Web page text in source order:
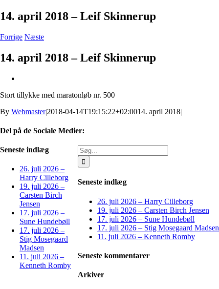
14. april 2018 – Leif Skinnerup
Forrige Næste
14. april 2018 – Leif Skinnerup
billede
Stort tillykke med maratonløb nr. 500
By Webmaster|2018-04-14T19:15:22+02:0014. april 2018|
Del på de Sociale Medier:
Facebook
X
LinkedIn
Pinterest
E-
Søg
efter:
Seneste indlæg
26. juli 2026 – Harry Cilleborg
19. juli 2026 – Carsten Birch Jensen
17. juli 2026 – Sune Hundebøll
17. juli 2026 – Stig Mosegaard Madsen
11. juli 2026 – Kenneth Romby
Seneste kommentarer
Arkiver
Seneste indlæg
26. juli 2026 –
Harry Cilleborg
19. juli 2026 –
Carsten Birch
Jensen
17. juli 2026 –
Sune Hundebøll
17. juli 2026 –
Stig Mosegaard
Madsen
11. juli 2026 –
Kenneth Romby